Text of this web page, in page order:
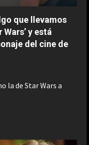
que llevamos
y está
del cine de
la de Star Wars a